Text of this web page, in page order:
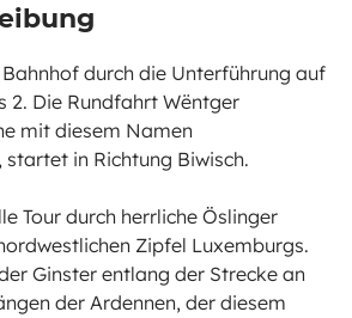
durch die Unterführung auf
2. Die Rundfahrt Wëntger
mit diesem Namen
in Richtung Biwisch.
Tour durch herrliche Öslinger
Zipfel Luxemburgs.
Ginster entlang der Strecke an
der Ardennen, der diesem